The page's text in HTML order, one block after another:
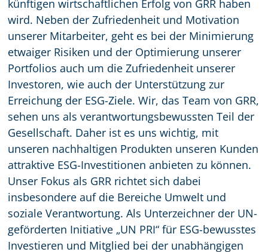
künftigen wirtschaftlichen Erfolg von GRR haben
wird. Neben der Zufriedenheit und Motivation
unserer Mitarbeiter, geht es bei der Minimierung
etwaiger Risiken und der Optimierung unserer
Portfolios auch um die Zufriedenheit unserer
Investoren, wie auch der Unterstützung zur
Erreichung der ESG-Ziele. Wir, das Team von GRR,
sehen uns als verantwortungsbewussten Teil der
Gesellschaft. Daher ist es uns wichtig, mit
unseren nachhaltigen Produkten unseren Kunden
attraktive ESG-Investitionen anbieten zu können.
Unser Fokus als GRR richtet sich dabei
insbesondere auf die Bereiche Umwelt und
soziale Verantwortung. Als Unterzeichner der UN-
geförderten Initiative „UN PRI“ für ESG-bewusstes
Investieren und Mitglied bei der unabhängigen